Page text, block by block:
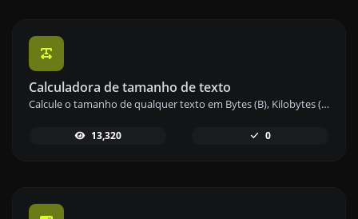
Calculadora de tamanho de texto
Calcule o tamanho de qualquer texto em Bytes (B), Kilobytes (KB) ou Megabytes (MB) usando nossa ferramenta de cálculo de tamanho de texto.
13,320 0